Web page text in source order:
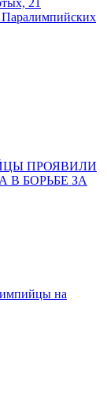
21
ПРОЯВИЛИ
БОРЬБЕ ЗА
на